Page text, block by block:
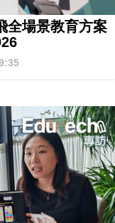
全場景教育方案